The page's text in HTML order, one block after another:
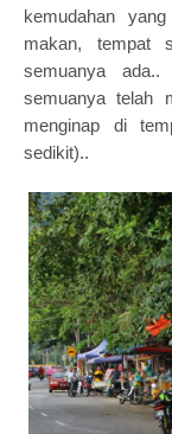
kemudahan
makan, tempat
semuanya
semuanya telah
menginap di
sedikit)..